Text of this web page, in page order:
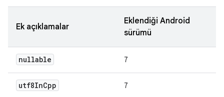
Ek açıklamalar
Eklendiği Android
sürümü
nullable 7
utf8InCpp 7